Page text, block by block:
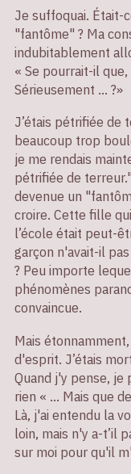
Je suffoquai. Était-
"fantôme" ? Ma
indubitablement
« Se pourrait-il
Sérieusement ... ?»
J’étais pétrifiée de
beaucoup trop
je me rendais
pétrifiée de
devenue un
croire. Cette fille
l’école était peut-
garçon n'avait-il
? Peu importe
phénomènes
convaincue.
Mais
d'esprit. J’étais
Quand j'y pense, je
rien « ... Mais que
Là, j'ai entendu la
loin, mais n'y a-t’il
sur moi pour qu'il